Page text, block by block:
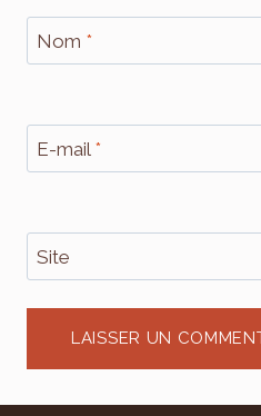
Nom *
E-mail *
Site